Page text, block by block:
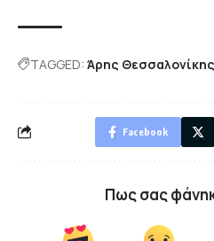
TAGGED: Άρης Θεσσαλονίκης
Facebook
Πως σας